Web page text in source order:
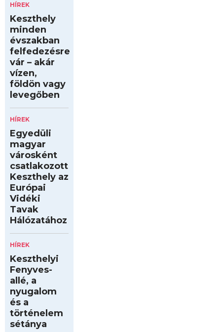
HÍREK
Keszthely
minden
évszakban
felfedezésre
vár – akár
vízen,
földön vagy
levegőben
HÍREK
Egyedüli
magyar
városként
csatlakozott
Keszthely az
Európai
Vidéki
Tavak
Hálózatához
HÍREK
Keszthelyi
Fenyves-
allé, a
nyugalom
és a
történelem
sétánya